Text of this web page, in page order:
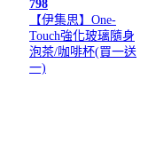
798
【伊集思】One-
Touch強化玻璃隨身
泡茶/咖啡杯(買一送
一)